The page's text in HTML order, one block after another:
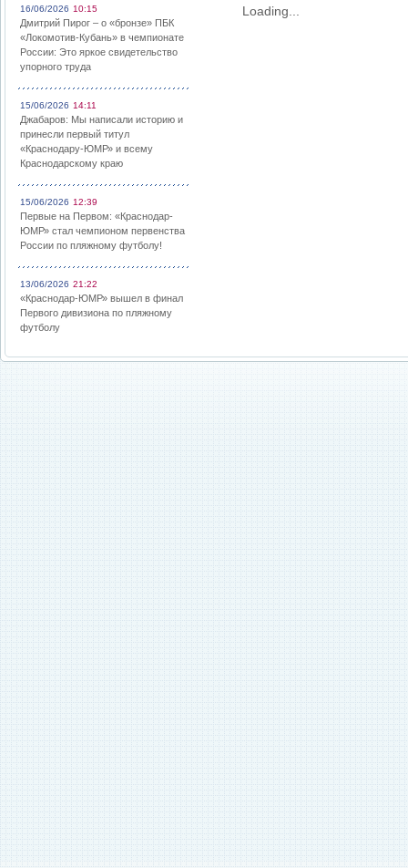
16/06/2026 10:15
Дмитрий Пирог – о «бронзе» ПБК
«Локомотив-Кубань» в чемпионате
России: Это яркое свидетельство
упорного труда
15/06/2026 14:11
Джабаров: Мы написали историю и
принесли первый титул
«Краснодару-ЮМР» и всему
Краснодарскому краю
15/06/2026 12:39
Первые на Первом: «Краснодар-
ЮМР» стал чемпионом первенства
России по пляжному футболу!
13/06/2026 21:22
«Краснодар-ЮМР» вышел в финал
Первого дивизиона по пляжному
футболу
Loading...